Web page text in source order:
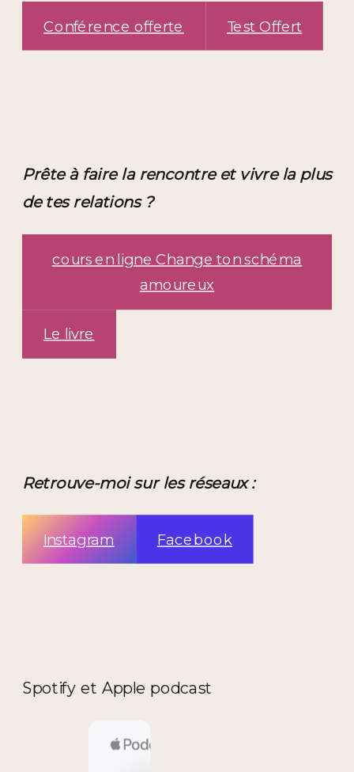
Conférence offerte Test Offert
Prête à faire la rencontre et vivre la plus
de tes relations ?
cours en ligne Change ton schéma
amoureux
Le livre
Retrouve-moi sur les réseaux :
Instagram Facebook
Spotify et Apple podcast